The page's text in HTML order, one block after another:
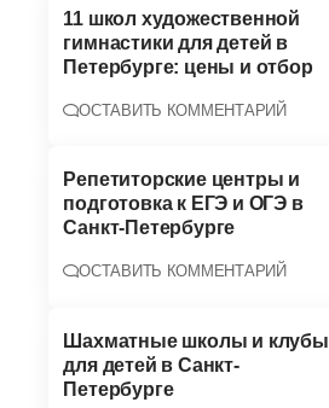
11 школ художественной
гимнастики для детей в
Петербурге: цены и отбор
ОСТАВИТЬ КОММЕНТАРИЙ
Репетиторские центры и
подготовка к ЕГЭ и ОГЭ в
Санкт-Петербурге
ОСТАВИТЬ КОММЕНТАРИЙ
Шахматные школы и клубы
для детей в Санкт-
Петербурге